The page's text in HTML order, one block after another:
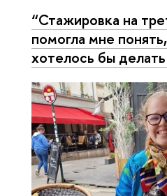
“Стажировка на
помогла мне
хотелось бы